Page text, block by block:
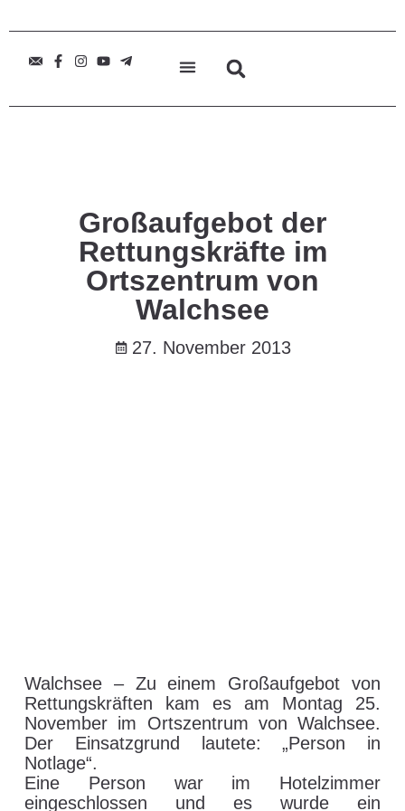
Großaufgebot der
Rettungskräfte im
Ortszentrum von
Walchsee
27. November 2013
Walchsee – Zu einem Großaufgebot von
Rettungskräften kam es am Montag 25.
November im Ortszentrum von Walchsee.
Der Einsatzgrund lautete: „Person in
Notlage“.
Eine Person war im Hotelzimmer
eingeschlossen und es wurde ein